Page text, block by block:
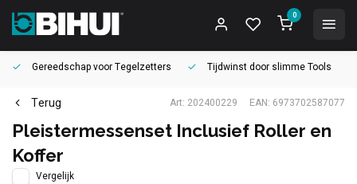
0
Gereedschap voorTegelzetters Tijdwinst door slimme Tools
Terug Art: 202400229 EAN: 6973702587077
Pleistermessenset Inclusief Roller en
Koffer
Vergelijk